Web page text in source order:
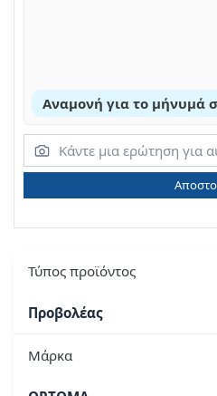
Αναμονή για το μήνυμά
Τύπος προϊόντος
Προβολέας
Μάρκα